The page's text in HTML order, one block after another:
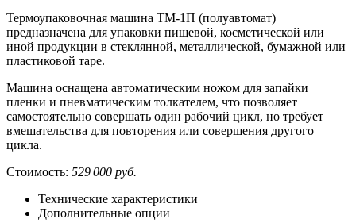
Термоупаковочная машина ТМ-1П (полуавтомат)
предназначена для упаковки пищевой, косметической или
иной продукции в стеклянной, металлической, бумажной или
пластиковой таре.
Машина оснащена автоматическим ножом для запайки
пленки и пневматическим толкателем, что позволяет
самостоятельно совершать один рабочий цикл, но требует
вмешательства для повторения или совершения другого
цикла.
Стоимость: 529 000 руб.
Технические характеристики
Дополнительные опции